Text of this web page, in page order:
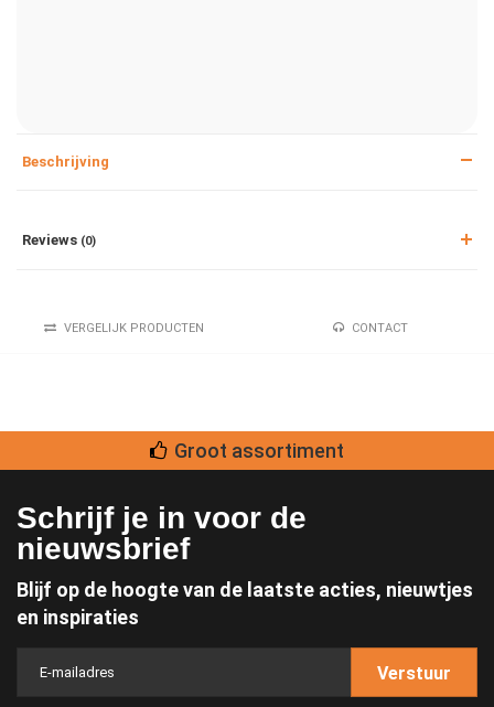
Beschrijving
Reviews (0)
VERGELIJK PRODUCTEN CONTACT
Groot assortiment
Schrijf je in voor de
nieuwsbrief
Blijf op de hoogte van de laatste acties, nieuwtjes
en inspiraties
Verstuur